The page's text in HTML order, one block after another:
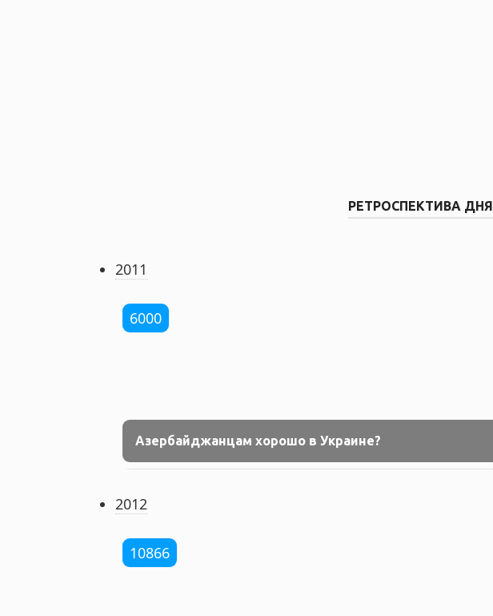
РЕТРОСПЕКТИВА ДНЯ
2011
6000
Азербайджанцам хорошо в Украине?
2012
10866